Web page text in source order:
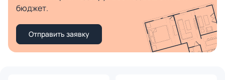
бюджет.
Отправить заявку